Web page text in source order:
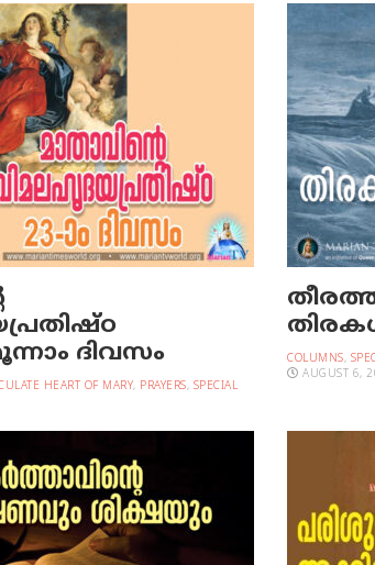
ദിവസം
HEART OF MARY, PRAYERS, SPECIAL
COLUMNS,
AUGUST 6,